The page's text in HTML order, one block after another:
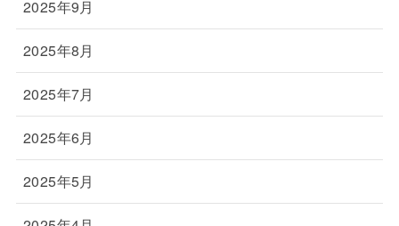
2025年9月
2025年8月
2025年7月
2025年6月
2025年5月